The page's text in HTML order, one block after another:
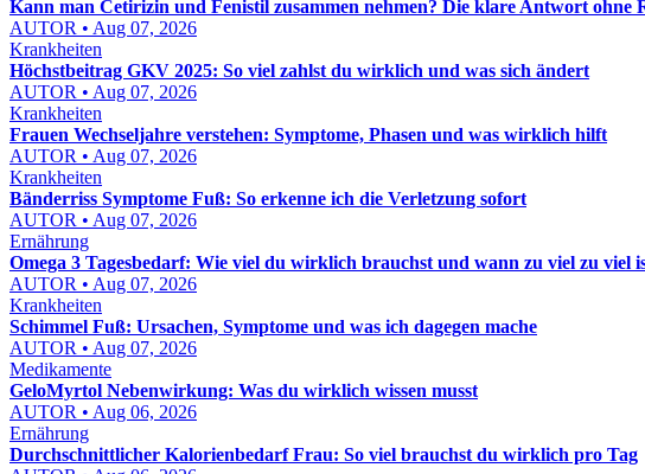
Kann man Cetirizin und Fenistil zusammen nehmen? Die klare Antwort ohne
AUTOR • Aug 07, 2026
Krankheiten
Höchstbeitrag GKV 2025: So viel zahlst du wirklich und was sich ändert
AUTOR • Aug 07, 2026
Krankheiten
Frauen Wechseljahre verstehen: Symptome, Phasen und was wirklich hilft
AUTOR • Aug 07, 2026
Krankheiten
Bänderriss Symptome Fuß: So erkenne ich die Verletzung sofort
AUTOR • Aug 07, 2026
Ernährung
Omega 3 Tagesbedarf: Wie viel du wirklich brauchst und wann zu viel zu viel
AUTOR • Aug 07, 2026
Krankheiten
Schimmel Fuß: Ursachen, Symptome und was ich dagegen mache
AUTOR • Aug 07, 2026
Medikamente
GeloMyrtol Nebenwirkung: Was du wirklich wissen musst
AUTOR • Aug 06, 2026
Ernährung
Durchschnittlicher Kalorienbedarf Frau: So viel brauchst du wirklich pro Tag